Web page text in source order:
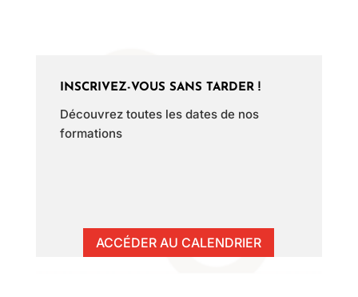
INSCRIVEZ-VOUS SANS TARDER !
Découvrez toutes les dates de nos
formations
ACCÉDER AU CALENDRIER